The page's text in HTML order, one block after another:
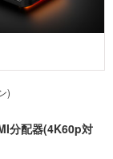
)
分配器(4K60p対